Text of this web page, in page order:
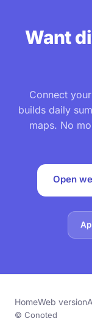
Want
Connect
builds daily
maps. No
Open
HomeWeb version
© Conoted